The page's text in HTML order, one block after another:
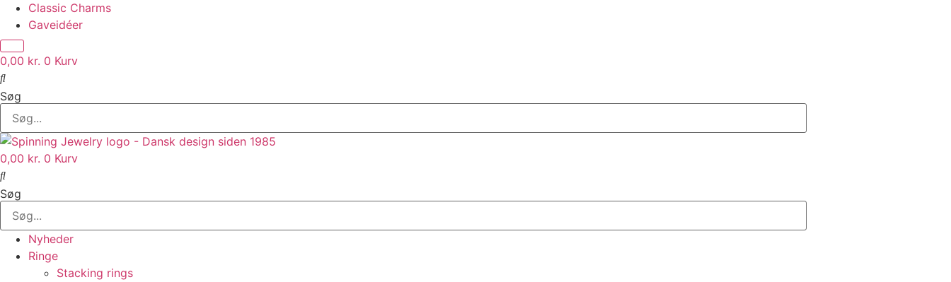
Classic Charms
Gaveidéer
0,00 kr. 0 Kurv
Søg
0,00 kr. 0 Kurv
Søg
Nyheder
Ringe
Stacking rings